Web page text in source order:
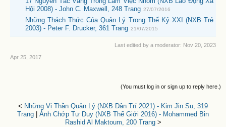
Hội 2008) - John C. Maxwell, 248 Trang 27/07/2016
Những Thách Thức Của Quản Lý Trong Thế Kỷ XXI (NXB Trẻ
2003) - Peter F. Drucker, 361 Trang 21/07/2015
Last edited by a moderator: Nov 20, 2023
Apr 25, 2017
(You must log in or sign up to reply here.)
< Những Vị Thần Quản Lý (NXB Dân Trí 2021) - Kim Jin Su, 319
Trang
Ánh Chớp Tư Duy (NXB Thế Giới 2016) - Mohammed Bin
Rashid Al Maktoum, 200 Trang>